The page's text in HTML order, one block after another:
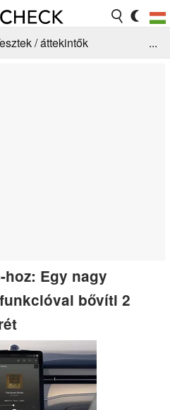
/ áttekintők
...
hoz: Egy nagy
bővíti 2